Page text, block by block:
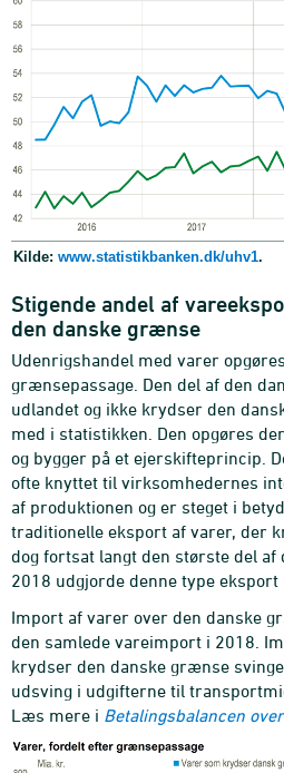
Kilde: www.statistikbanken.dk/uhv1.
Stigende andel af
den danske grænse
Udenrigshandel med varer
grænsepassage. Den del af den
udlandet og ikke krydser den
med i statistikken. Den opgøres
og bygger på et ejerskifteprincip.
ofte knyttet til virksomhedernes
af produktionen og er steget i
traditionelle eksport af varer, der
dog fortsat langt den største del af
2018 udgjorde denne type eksport
Import af varer over den danske
den samlede vareimport i 2018.
krydser den danske grænse
udsving i udgifterne til
Læs mere i Betalingsbalancen